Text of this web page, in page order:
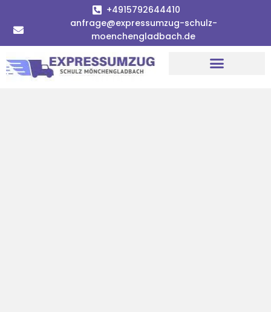
+4915792644410
anfrage@expressumzug-schulz-
moenchengladbach.de